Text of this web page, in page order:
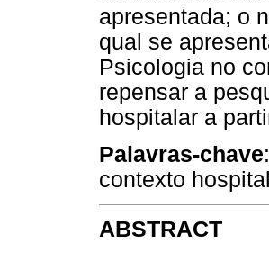
apresentada; o
qual se
Psicologia no
repensar a
hospitalar a
Palavras-chave
contexto
ABSTRACT